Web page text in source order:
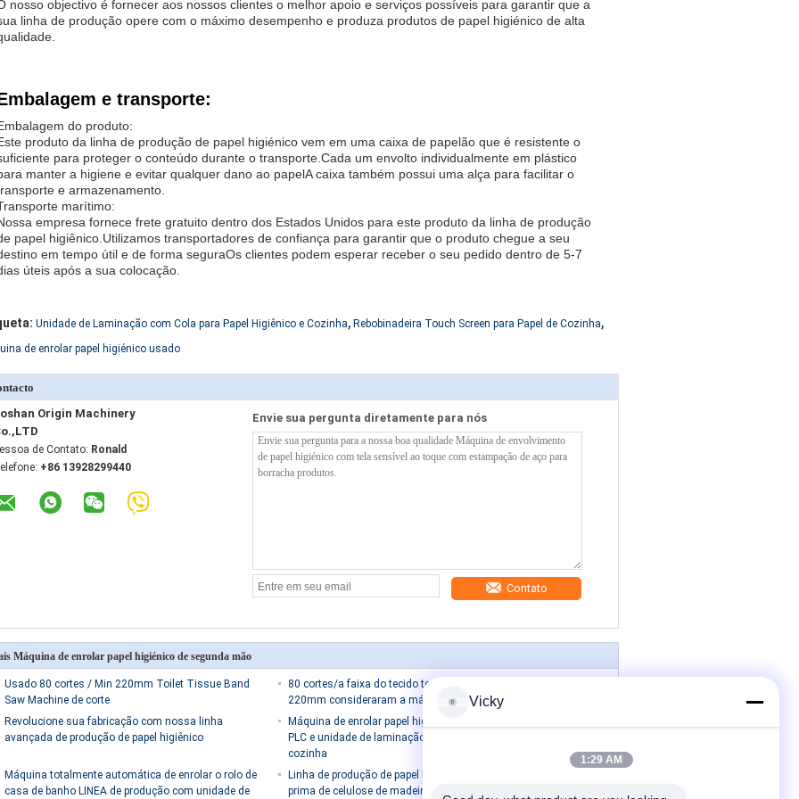
nosso objectivo é fornecer aos nossos clientes o melhor apoio e serviços possíveis para garantir que a
linha de produção opere com o máximo desempenho e produza produtos de papel higiénico de alta
e transporte:
do produto:
produto da linha de produção de papel higiénico vem em uma caixa de papelão que é resistente o
para proteger o conteúdo durante o transporte.Cada um envolto individualmente em plástico
manter a higiene e evitar qualquer dano ao papelA caixa também possui uma alça para facilitar o
e armazenamento.
marítimo:
empresa fornece frete gratuito dentro dos Estados Unidos para este produto da linha de produção
papel higiênico.Utilizamos transportadores de confiança para garantir que o produto chegue a seu
em tempo útil e de forma seguraOs clientes podem esperar receber o seu pedido dentro de 5-7
úteis após a sua colocação.
Unidade de Laminação com Cola para Papel Higiênico e Cozinha, Rebobinadeira Touch Screen para Papel de Cozinha,
de enrolar papel higiénico usado
Origin Machinery
de Contato: Ronald
+86 13928299440
Envie sua pergunta diretamente para nós
Contato
Máquina de enrolar papel higiénico de segunda mão
Usado 80 cortes / Min 220mm Toilet Tissue Band
Saw Machine de corte
80 cortes/a faixa do tecido toalete do minuto
220mm consideraram a máquina de corte
Revolucione sua fabricação com nossa linha
avançada de produção de papel higiênico
Máquina de enrolar papel higiénico de alta eficiência
PLC e unidade de laminação de cola de toalha de
cozinha
Máquina totalmente automática de enrolar o rolo de
casa de banho LINEA de produção com unidade de
Linha de produção de papel higiénico de matéria-
prima de celulose de madeira com dispositivo de
Vicky
1:29 AM